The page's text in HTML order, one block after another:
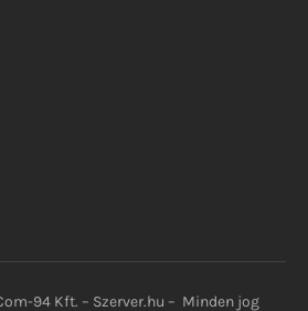
94 Kft. – Szerver.hu – Minden jog